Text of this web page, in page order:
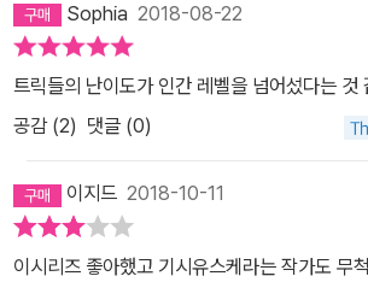
이번 작품에서도 방범 컨설턴트이자 전·현직
정의감 넘치는 변호사 아오토 준코가 사건을 풀
모토는 셜록 홈스, 준코는 왓슨에 비유되곤 한다. 기시 유스케는
적인 능력을 지닌 명탐정에게 그다지 매력을 느
다. 등장인물 중 탐정이 가장 머리가 뛰어나고
설이 정체되며, 그저 예정된 수순을 밟아가는
이다. 미스터리에서 가장 머리가 좋아야 되는 인
는 이가 아니라 범죄를 구상하는 범인이다. 작품 속에서 에노모토 케
Sophia 2018-08-22
트릭들의 난이도가 인간 레벨을 넘어섰다는 것
공감 (2) 댓글 (0)
이지드 2018-10-11
이시리즈 좋아했고 기시유스케라는 작가도 무